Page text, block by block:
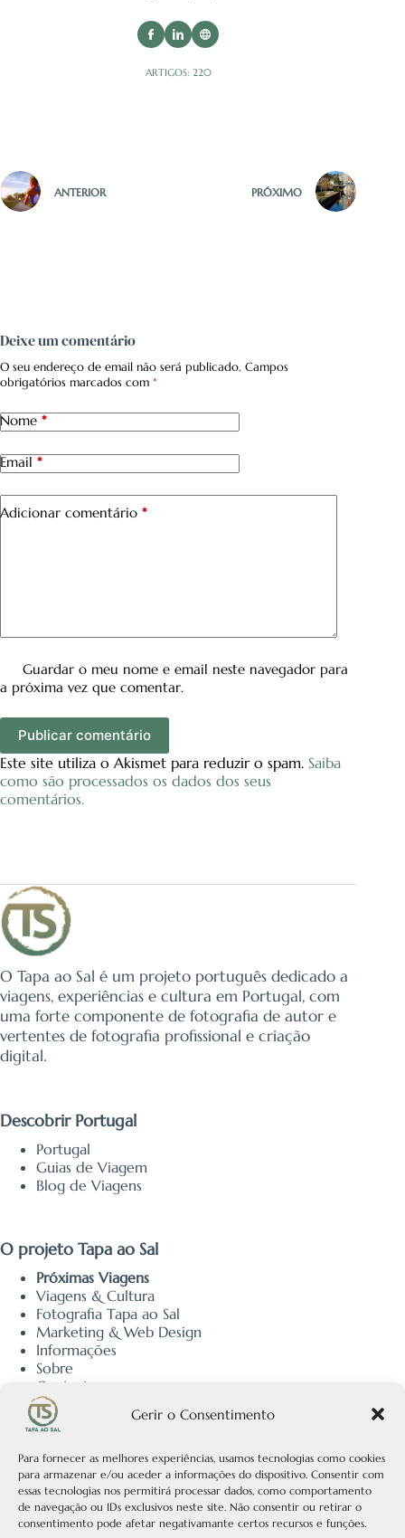
Gerir o Consentimento
Para fornecer as melhores experiências, usamos tecnologias como cookies
para armazenar e/ou aceder a informações do dispositivo. Consentir com
essas tecnologias nos permitirá processar dados, como comportamento
de navegação ou IDs exclusivos neste site. Não consentir ou retirar o
consentimento pode afetar negativamante certos recursos e funções.
ARTIGOS: 220
ANTERIOR PRÓXIMO
Deixe um comentário
O seu endereço de email não será publicado. Campos
obrigatórios marcados com *
Nome *
Email *
Adicionar comentário *
Guardar o meu nome e email neste navegador para
a próxima vez que comentar.
Publicar comentário
Este site utiliza o Akismet para reduzir o spam. Saiba
como são processados os dados dos seus
comentários.
O Tapa ao Sal é um projeto português dedicado a
viagens, experiências e cultura em Portugal, com
uma forte componente de fotografia de autor e
vertentes de fotografia profissional e criação
digital.
Descobrir Portugal
Portugal
Guias de Viagem
Blog de Viagens
O projeto Tapa ao Sal
Próximas Viagens
Viagens & Cultura
Fotografia Tapa ao Sal
Marketing & Web Design
Informações
Sobre
Contacto
Política de Privacidade
Política de Cookies
Receber a Newsletter